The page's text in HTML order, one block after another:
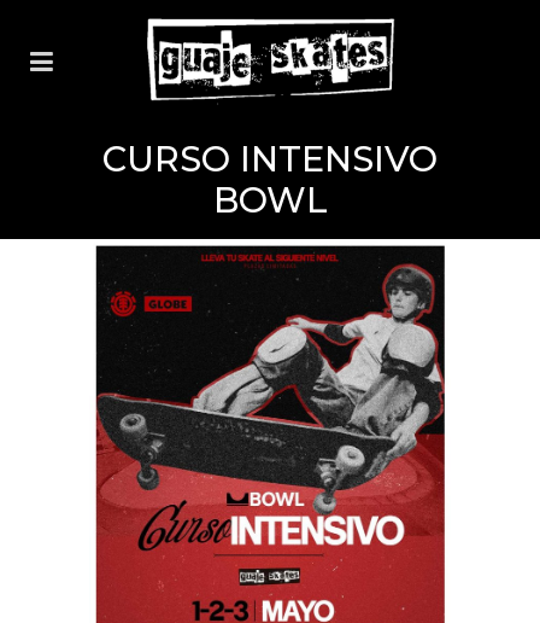
CURSO INTENSIVO
BOWL